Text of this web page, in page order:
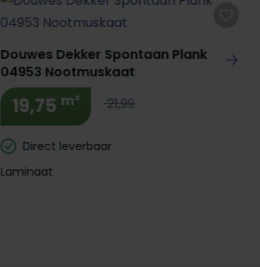
Douwes Dekker Spontaan Plank
04953 Nootmuskaat
19,75 m² 21,99
Direct leverbaar
Laminaat